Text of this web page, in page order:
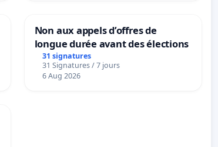
Non aux appels d’offres de
longue durée avant des élections
31 signatures
31 Signatures / 7 jours
6 Aug 2026